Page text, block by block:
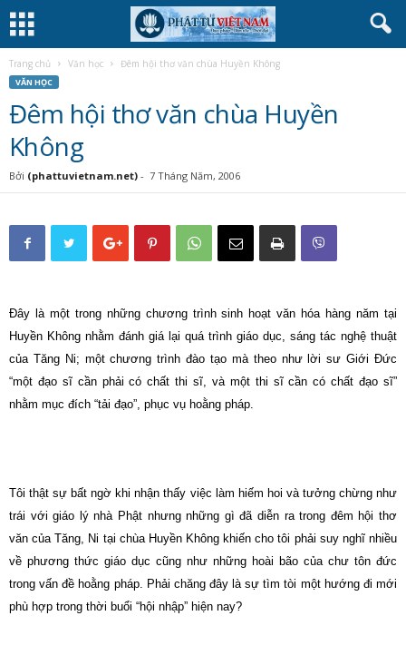
Trang chủ Văn học Đêm hội thơ văn chùa Huyền Không
VĂN HỌC
Đêm hội thơ văn chùa Huyền
Không
Bởi (phattuvietnam.net) - 7 Tháng Năm, 2006
Đây là một trong những chương trình sinh hoạt văn hóa hàng năm tại
Huyền Không nhằm đánh giá lại quá trình giáo dục, sáng tác nghệ thuật
của Tăng Ni; một chương trình đào tạo mà theo như lời sư Giới Đức
“một đạo sĩ cần phải có chất thi sĩ, và một thi sĩ cần có chất đạo sĩ”
nhằm mục đích “tải đạo”, phục vụ hoằng pháp.
Tôi thật sự bất ngờ khi nhận thấy việc làm hiếm hoi và tưởng chừng như
trái với giáo lý nhà Phật nhưng những gì đã diễn ra trong đêm hội thơ
văn của Tăng, Ni tại chùa Huyền Không khiến cho tôi phải suy nghĩ nhiều
về phương thức giáo dục cũng như những hoài bão của chư tôn đức
trong vấn đề hoằng pháp. Phải chăng đây là sự tìm tòi một hướng đi mới
phù hợp trong thời buổi “hội nhập” hiện nay?